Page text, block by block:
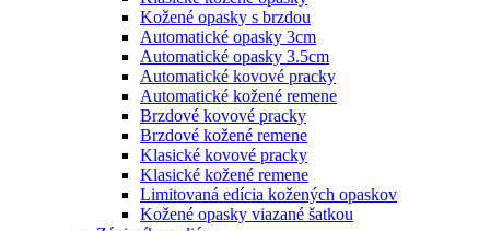
Kožené opasky s brzdou
Automatické opasky 3cm
Automatické opasky 3.5cm
Automatické kovové pracky
Automatické kožené remene
Brzdové kovové pracky
Brzdové kožené remene
Klasické kovové pracky
Klasické kožené remene
Limitovaná edícia kožených opaskov
Kožené opasky viazané šatkou